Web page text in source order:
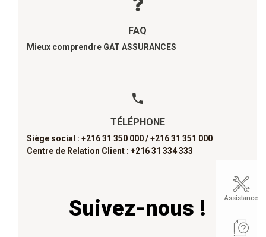
FAQ
Mieux comprendre GAT ASSURANCES
TÉLÉPHONE
Siège social : +216 31 350 000 /+216 31 351 000
Centre de Relation Client : +216 31 334 333
Suivez-nous ! Assistance